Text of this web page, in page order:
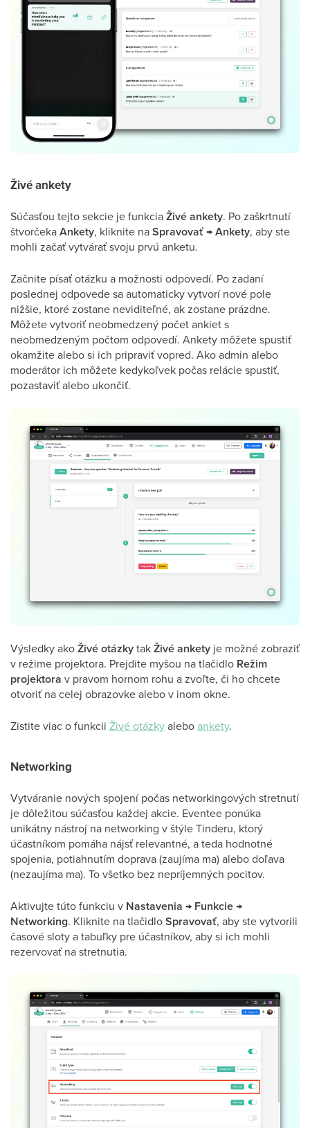
Živé ankety
Súčasťou tejto sekcie je funkciaŽivé ankety. Po zaškrtnutí
štvorčekaAnkety, kliknite naSpravovať→Ankety, aby ste
mohli začať vytvárať svoju prvú anketu.
Začnite písať otázku a možnosti odpovedí. Po zadaní
poslednej odpovede sa automaticky vytvorí nové pole
nižšie, ktoré zostane neviditeľné, ak zostane prázdne.
Môžete vytvoriť neobmedzený počet ankiet s
neobmedzeným počtom odpovedí. Ankety môžete spustiť
okamžite alebo si ich pripraviť vopred. Ako admin alebo
moderátor ich môžete kedykoľvek počas relácie spustiť,
pozastaviť alebo ukončiť.
Výsledky akoŽivé otázkytakŽivé ankety je možné zobraziť
v režime projektora. Prejdite myšou na tlačidlo Režim
projektora v pravom hornom rohu a zvoľte, či ho chcete
otvoriť na celej obrazovke alebo v inom okne.
Zistite viac o funkcii Živé otázkyaleboankety.
Networking
Vytváranie nových spojení počas networkingových stretnutí
je dôležitou súčasťou každej akcie. Eventee ponúka
unikátny nástroj na networking v štýle Tinderu, ktorý
účastníkom pomáha nájsť relevantné, a teda hodnotné
spojenia, potiahnutím doprava (zaujíma ma) alebo doľava
(nezaujíma ma). To všetko bez nepríjemných pocitov.
Aktivujte túto funkciu v Nastavenia → Funkcie→
Networking. Kliknite na tlačidloSpravovať, aby ste vytvorili
časové sloty a tabuľky pre účastníkov, aby si ich mohli
rezervovať na stretnutia.